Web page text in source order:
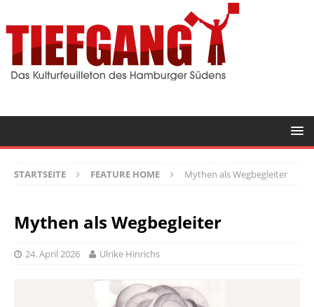
STARTSEITE FEATURE HOME Mythen als Wegbegleiter
Mythen als Wegbegleiter
24. April 2026 Ulrike Hinrichs